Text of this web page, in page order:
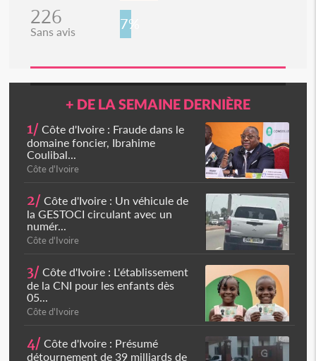
226
Sans avis 7%
+ DE LA SEMAINE DERNIÈRE
1/ Côte d'Ivoire : Fraude dans le
domaine foncier, Ibrahime
Coulibal...
Côte d'Ivoire
2/ Côte d'Ivoire : Un véhicule de
la GESTOCI circulant avec un
numér...
Côte d'Ivoire
3/ Côte d'Ivoire : L'établissement
de la CNI pour les enfants dès
05...
Côte d'Ivoire
4/ Côte d'Ivoire : Présumé
détournement de 39 milliards de